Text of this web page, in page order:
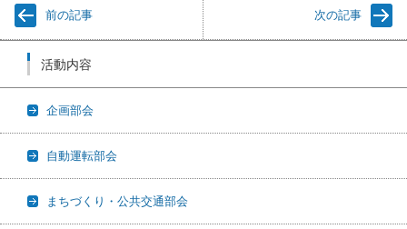
前の記事 次の記事
活動内容
企画部会
自動運転部会
まちづくり・公共交通部会